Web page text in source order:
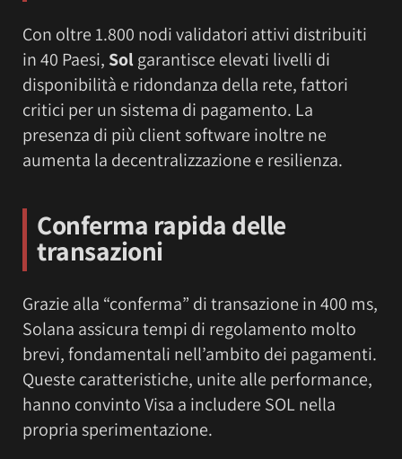
Con oltre 1.800 nodi validatori attivi distribuiti
in 40 Paesi, Solgarantisce elevati livelli di
disponibilità e ridondanza della rete, fattori
critici per un sistema di pagamento. La
presenza di più client software inoltre ne
aumenta la decentralizzazione e resilienza.
Conferma rapida delle
transazioni
Grazie alla “conferma” di transazione in 400 ms,
Solana assicura tempi di regolamento molto
brevi, fondamentali nell’ambito dei pagamenti.
Queste caratteristiche, unite alle performance,
hanno convinto Visa a includere SOL nella
propria sperimentazione.